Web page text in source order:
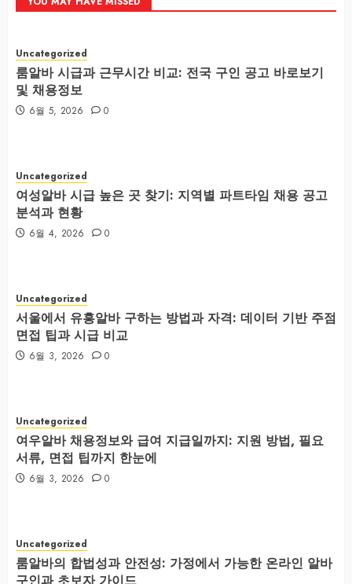
Uncategorized
룸알바 시급과 근무시간 비교: 전국 구인 공고 바로보기
및 채용정보
6월 5, 2026 0
Uncategorized
여성알바 시급 높은 곳 찾기: 지역별 파트타임 채용 공고
분석과 현황
6월 4, 2026 0
Uncategorized
서울에서 유흥알바 구하는 방법과 자격: 데이터 기반 주점
면접 팁과 시급 비교
6월 3, 2026 0
Uncategorized
여우알바 채용정보와 급여 지급일까지: 지원 방법, 필요
서류, 면접 팁까지 한눈에
6월 3, 2026 0
Uncategorized
룸알바의 합법성과 안전성: 가정에서 가능한 온라인 알바